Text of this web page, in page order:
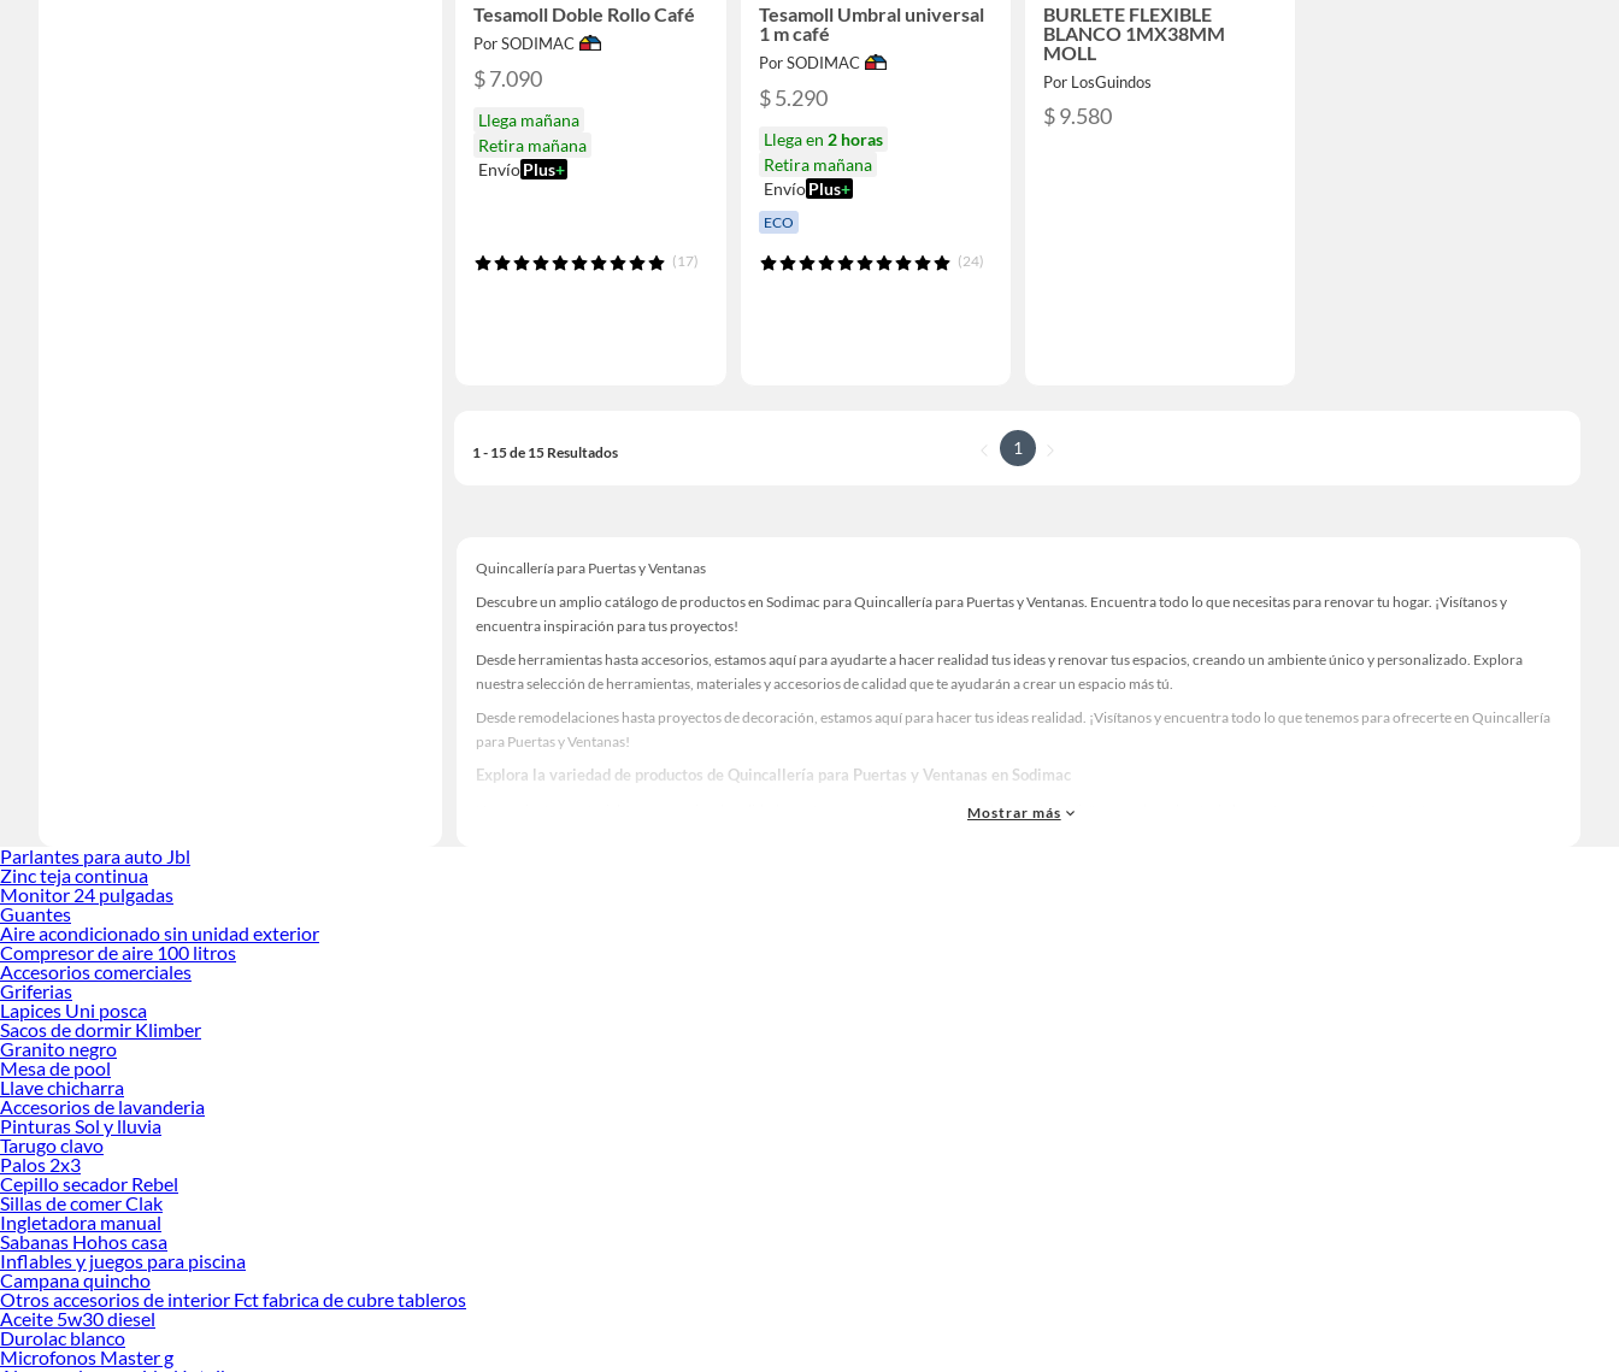
Tesamoll Doble Rollo Café
Por SODIMAC
$ 7.090
Llega mañana
Retira mañana
EnvíoPlus+
(17)
Tesamoll Umbral universal
1 m café
Por SODIMAC
$ 5.290
Llega en 2 horas
Retira mañana
Envío Plus+
ECO
(24)
BURLETE FLEXIBLE
BLANCO 1MX38MM
MOLL
Por LosGuindos
$ 9.580
1 - 15 de 15 Resultados 1
Quincallería para Puertas y Ventanas
Descubre un amplio catálogo de productos en Sodimac para Quincallería para Puertas y Ventanas. Encuentra todo lo que necesitas para renovar tu hogar. ¡Visítanos y
encuentra inspiración para tus proyectos!
Desde herramientas hasta accesorios, estamos aquí para ayudarte a hacer realidad tus ideas y renovar tus espacios, creando un ambiente único y personalizado. Explora
nuestra selección de herramientas, materiales y accesorios de calidad que te ayudarán a crear un espacio más tú.
Desde remodelaciones hasta proyectos de decoración, estamos aquí para hacer tus ideas realidad. ¡Visítanos y encuentra todo lo que tenemos para ofrecerte en Quincallería
para Puertas y Ventanas!
Explora la variedad de productos de Quincallería para Puertas y Ventanas en Sodimac
Herramientas, materiales y accesorios de calidad para tus proyectos y renovación de espacios. ¡Visítanos y descubre todo lo que tenemos para ofrecerte!
Mostrar más
Parlantes para auto Jbl
Zinc teja continua
Monitor 24 pulgadas
Guantes
Aire acondicionado sin unidad exterior
Compresor de aire 100 litros
Accesorios comerciales
Griferias
Lapices Uni posca
Sacos de dormir Klimber
Granito negro
Mesa de pool
Llave chicharra
Accesorios de lavanderia
Pinturas Sol y lluvia
Tarugo clavo
Palos 2x3
Cepillo secador Rebel
Sillas de comer Clak
Ingletadora manual
Sabanas Hohos casa
Inflables y juegos para piscina
Campana quincho
Otros accesorios de interior Fct fabrica de cubre tableros
Aceite 5w30 diesel
Durolac blanco
Microfonos Master g